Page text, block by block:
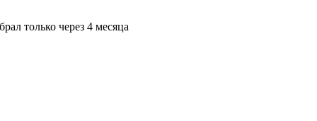
только через 4 месяца